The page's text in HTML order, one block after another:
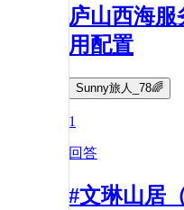
庐山西海
用配置
Sunny旅人_78🌈
1
回答
#文琳山居